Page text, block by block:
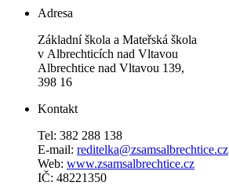
Adresa
Základní škola a Mateřská škola
v Albrechticích nad Vltavou
Albrechtice nad Vltavou 139,
398 16
Kontakt
Tel: 382 288 138
E-mail: reditelka@zsamsalbrechtice.cz
Web: www.zsamsalbrechtice.cz
IČ: 48221350